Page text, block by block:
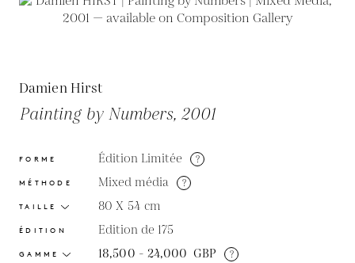
Damien Hirst
Painting by Numbers, 2001
FORME Édition Limitée ?
MÉTHODE Mixed média ?
TAILLE 80 X 54 cm
ÉDITION Edition de 175
GAMME 18,500 - 24,000 GBP ?